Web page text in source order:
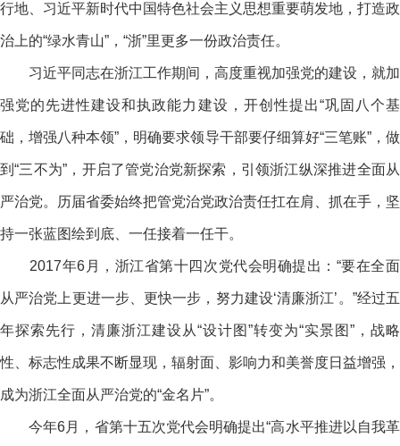
行地、习近平新时代中国特色社会主义思想重要萌发地，打造政
治上的“绿水青山”，“浙”里更多一份政治责任。
习近平同志在浙江工作期间，高度重视加强党的建设，就加
强党的先进性建设和执政能力建设，开创性提出“巩固八个基
础，增强八种本领”，明确要求领导干部要仔细算好“三笔账”，做
到“三不为”，开启了管党治党新探索，引领浙江纵深推进全面从
严治党。历届省委始终把管党治党政治责任扛在肩、抓在手，坚
持一张蓝图绘到底、一任接着一任干。
2017年6月，浙江省第十四次党代会明确提出：“要在全面
从严治党上更进一步、更快一步，努力建设‘清廉浙江’。”经过五
年探索先行，清廉浙江建设从“设计图”转变为“实景图”，战略
性、标志性成果不断显现，辐射面、影响力和美誉度日益增强，
成为浙江全面从严治党的“金名片”。
今年6月，省第十五次党代会明确提出“高水平推进以自我革